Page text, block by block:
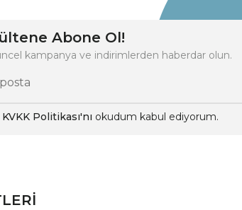
Abone Ol!
kampanya ve indirimlerden haberdar olun.
KVKK Politikası'nı okudum kabul ediyorum.